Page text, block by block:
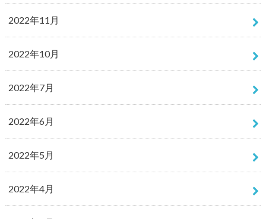
2022年11月
2022年10月
2022年7月
2022年6月
2022年5月
2022年4月